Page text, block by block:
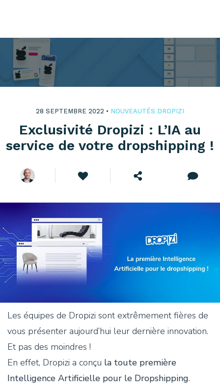
28 SEPTEMBRE 2022 • NOUVEAUTÉS DROPIZI
Exclusivité Dropizi : L’IA au
service de votre dropshipping !
Les équipes de Dropizi sont extrêmement fières de
vous présenter aujourd’hui leur dernière innovation.
Et pas des moindres !
En effet, Dropizi a conçu la toute première
Intelligence Artificielle pour le Dropshipping.